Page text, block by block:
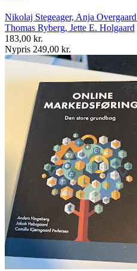
Nikolaj Stegeager, Anja
Thomas Ryberg, Jette E. Holgaard
183,00 kr.
Nypris 249,00 kr.